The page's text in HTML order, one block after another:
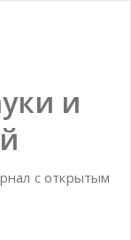
и
с открытым